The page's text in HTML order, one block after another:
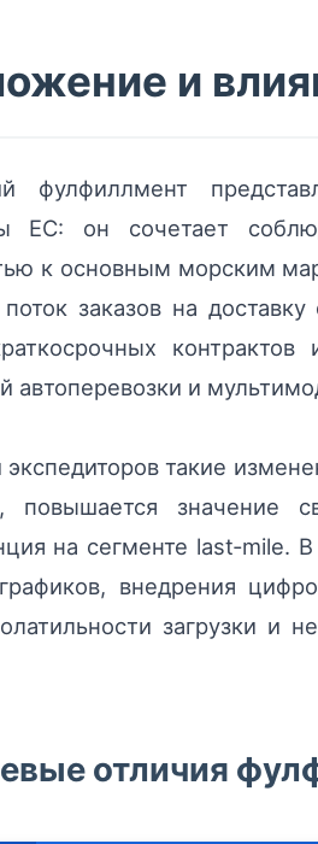
и
фулфиллмент
ЕС: он сочетает
к основным морским
заказов на
автоперевозки и
такие
повышается значение
на сегменте last‑mile.
внедрения
загрузки и
отличия